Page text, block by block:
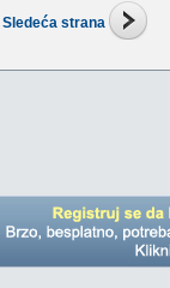
Sledeća strana